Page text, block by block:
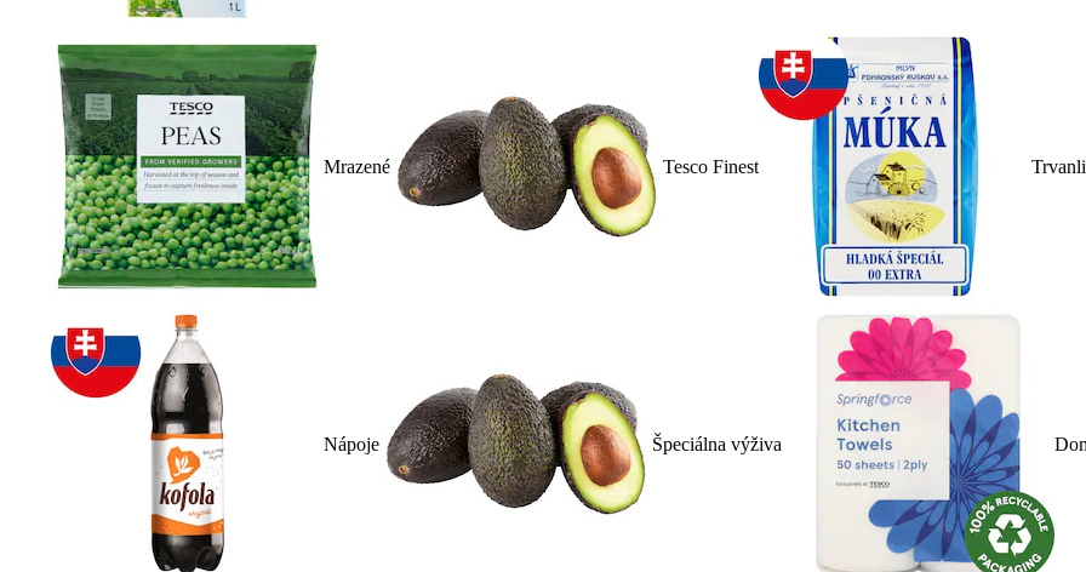
Mrazené Tesco Finest
Nápoje Špeciálna výživa